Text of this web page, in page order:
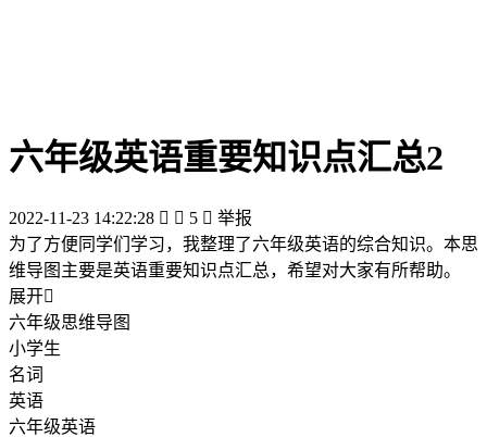
六年级英语重要知识点汇总2
2022-11-23 14:22:28   5  举报
为了方便同学们学习，我整理了六年级英语的综合知识。本思
维导图主要是英语重要知识点汇总，希望对大家有所帮助。
展开
六年级思维导图
小学生
名词
英语
六年级英语